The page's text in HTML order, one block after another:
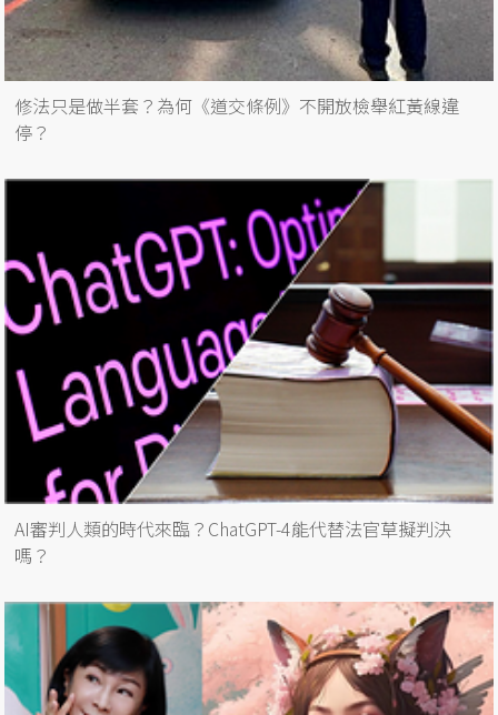
修法只是做半套？為何《道交條例》不開放檢舉紅黃線違
停？
AI審判人類的時代來臨？ChatGPT-4能代替法官草擬判決
嗎？